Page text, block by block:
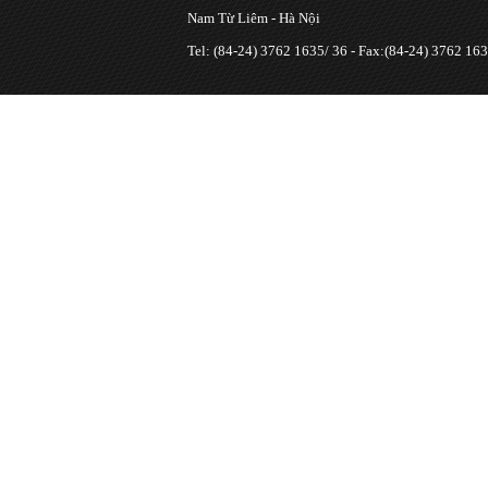
Nam Từ Liêm - Hà Nội
Tel: (84-24) 3762 1635/ 36 - Fax:(84-24) 3762